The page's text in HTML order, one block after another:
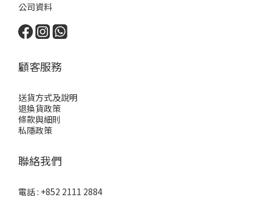
公司資料
顧客服務
送貨方式及說明
退換貨政策
條款與細則
私隱政策
聯絡我們
電話 : +852 2111 2884